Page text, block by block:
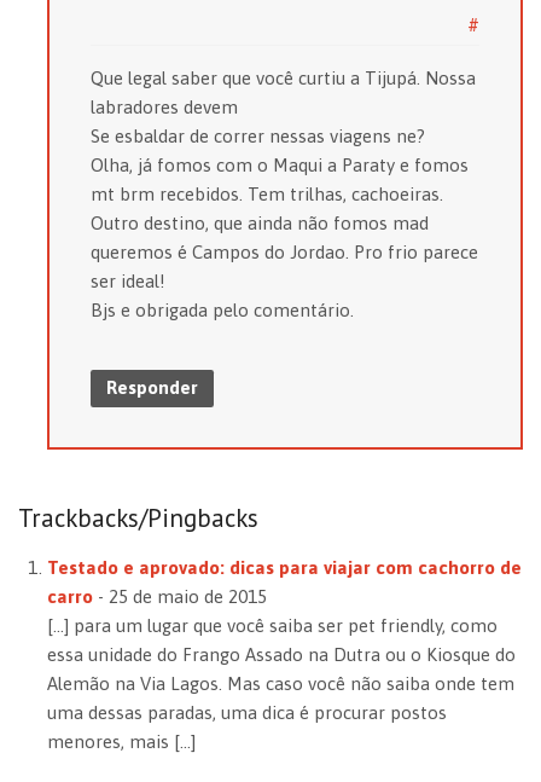
#
Que legal saber que você curtiu a Tijupá. Nossa
labradores devem
Se esbaldar de correr nessas viagens ne?
Olha, já fomos com o Maqui a Paraty e fomos
mt brm recebidos. Tem trilhas, cachoeiras.
Outro destino, que ainda não fomos mad
queremos é Campos do Jordao. Pro frio parece
ser ideal!
Bjs e obrigada pelo comentário.
Responder
Trackbacks/Pingbacks
Testado e aprovado: dicas para viajar com cachorro de
carro - 25 de maio de 2015
[…] para um lugar que você saiba ser pet friendly, como
essa unidade do Frango Assado na Dutra ou o Kiosque do
Alemão na Via Lagos. Mas caso você não saiba onde tem
uma dessas paradas, uma dica é procurar postos
menores, mais […]